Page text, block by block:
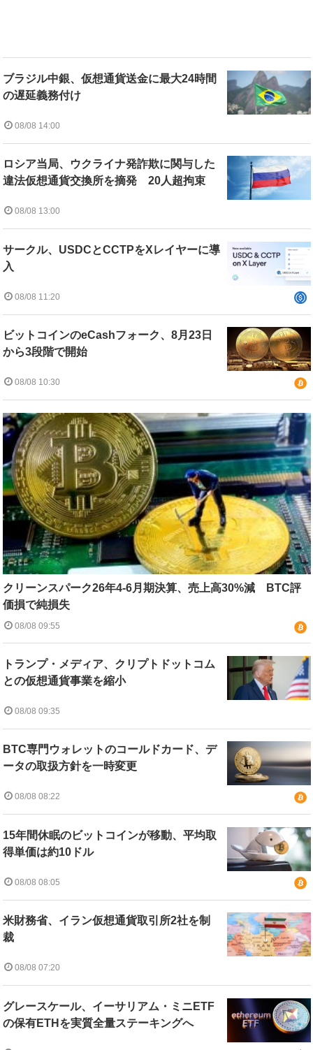
ブラジル中銀、仮想通貨送金に最大24時間
の遅延義務付け
08/08 14:00
ロシア当局、ウクライナ発詐欺に関与した
違法仮想通貨交換所を摘発 20人超拘束
08/08 13:00
サークル、USDCとCCTPをXレイヤーに導
入
08/08 11:20
ビットコインのeCashフォーク、8月23日
から3段階で開始
08/08 10:30
クリーンスパーク26年4-6月期決算、売上高30%減 BTC評
価損で純損失
08/08 09:55
トランプ・メディア、クリプトドットコム
との仮想通貨事業を縮小
08/08 09:35
BTC専門ウォレットのコールドカード、デ
ータの取扱方針を一時変更
08/08 08:22
15年間休眠のビットコインが移動、平均取
得単価は約10ドル
08/08 08:05
米財務省、イラン仮想通貨取引所2社を制
裁
08/08 07:20
グレースケール、イーサリアム・ミニETF
の保有ETHを実質全量ステーキングへ